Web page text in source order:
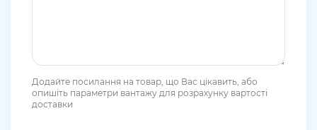
Додайте посилання на товар, що Вас цікавить, або
опишіть параметри вантажу для розрахунку вартості
доставки